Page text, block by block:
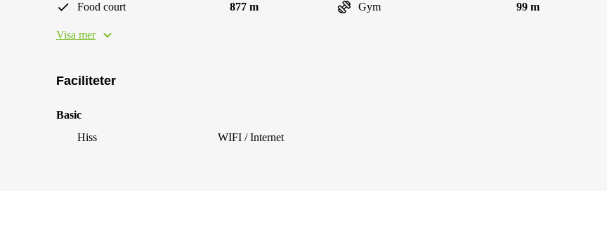
Food court 877 m Gym 99 m
Visa mer
Faciliteter
Basic
Hiss
WIFI / Internet